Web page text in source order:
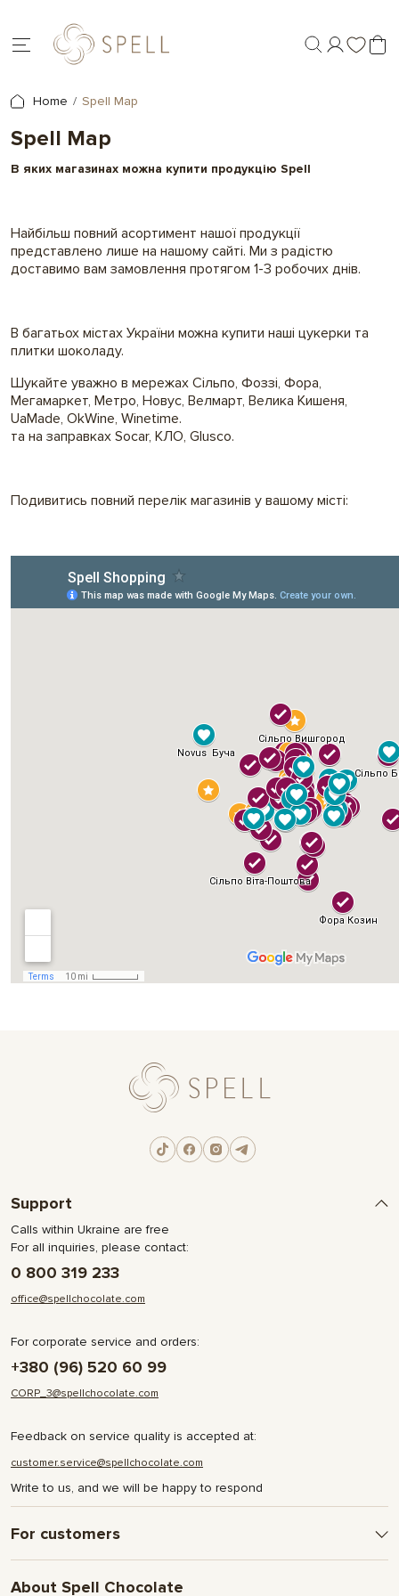
Home Spell Map
Spell Map
В яких магазинах можна купити продукцію Spell
Найбільш повний асортимент нашої продукції
представлено лише на нашому сайті. Ми з радістю
доставимо вам замовлення протягом 1-3 робочих днів.
В багатьох містах України можна купити наші цукерки та
плитки шоколаду.
Шукайте уважно в мережах Сільпо, Фоззі, Фора,
Мегамаркет, Метро, Новус, Велмарт, Велика Кишеня,
UaMade, OkWine, Winetime.
та на заправках Socar, КЛО, Glusco.
Подивитись повний перелік магазинів у вашому місті:
Support
Calls within Ukraine are free
For all inquiries, please contact:
0 800 319 233
office@spellchocolate.com
For corporate service and orders:
+380 (96) 520 60 99
CORP_3@spellchocolate.com
Feedback on service quality is accepted at:
customer.service@spellchocolate.com
Write to us, and we will be happy to respond
For customers
Delivery and Payment
Terms & Conditions
About Spell Chocolate